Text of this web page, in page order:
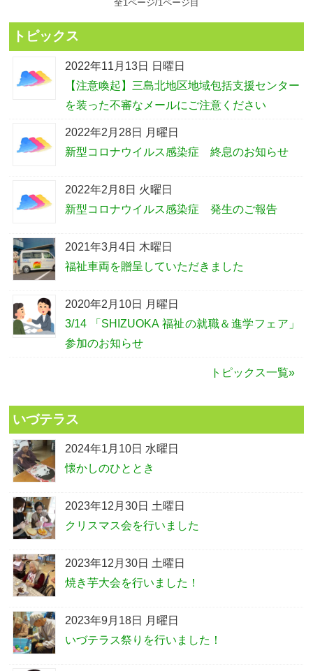
全1ページ/1ページ目
トピックス
2022年11月13日 日曜日
【注意喚起】三島北地区地域包括支援センター
を装った不審なメールにご注意ください
2022年2月28日 月曜日
新型コロナウイルス感染症 終息のお知らせ
2022年2月8日 火曜日
新型コロナウイルス感染症 発生のご報告
2021年3月4日 木曜日
福祉車両を贈呈していただきました
2020年2月10日 月曜日
3/14 「SHIZUOKA 福祉の就職＆進学フェア」
参加のお知らせ
トピックス一覧»
いづテラス
2024年1月10日 水曜日
懐かしのひととき
2023年12月30日 土曜日
クリスマス会を行いました
2023年12月30日 土曜日
焼き芋大会を行いました！
2023年9月18日 月曜日
いづテラス祭りを行いました！